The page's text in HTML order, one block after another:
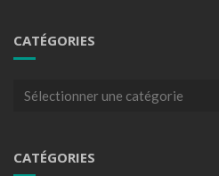
CATÉGORIES
Catégories
CATÉGORIES